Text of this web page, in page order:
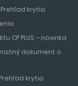
krytia
CP PLUS – novinka
dokument o
krytia